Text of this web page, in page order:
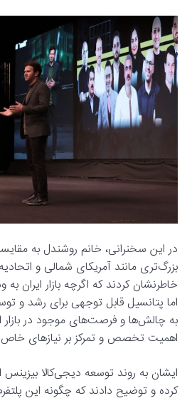
در این سخنرانی، خانم روشندل به مقایسه
بزرگ‌تری مانند آمریکای شمالی و
خاطرنشان کردند که اگرچه بازار ایران
اما پتانسیل قابل توجهی برای رشد و
به چالش‌ها و فرصت‌های موجود در بازار
اهمیت تخصص و تمرکز بر نیازهای خاص
کرده و توضیح دادند که چگونه این